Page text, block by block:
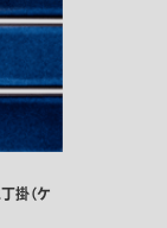
掛（ケ